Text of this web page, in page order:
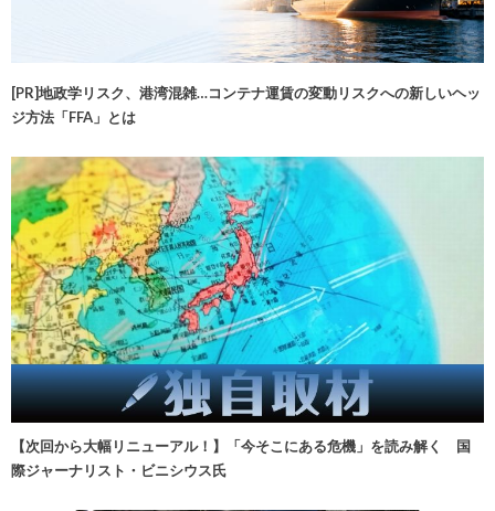
[PR]地政学リスク、港湾混雑…コンテナ運賃の変動リスクへの新しいヘッ
ジ方法「FFA」とは
【次回から大幅リニューアル！】「今そこにある危機」を読み解く 国
際ジャーナリスト・ビニシウス氏